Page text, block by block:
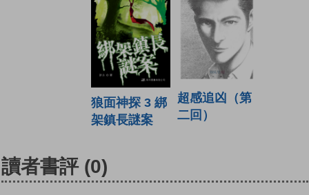
狼面神探 3 綁
架鎮長謎案
超感追凶（第
二回）
讀者書評 (0)